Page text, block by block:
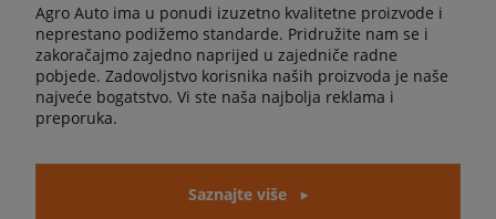
Agro Auto ima u ponudi izuzetno kvalitetne proizvode i
neprestano podižemo standarde. Pridružite nam se i
zakoračajmo zajedno naprijed u zajedniče radne
pobjede. Zadovoljstvo korisnika naših proizvoda je naše
najveće bogatstvo. Vi ste naša najbolja reklama i
preporuka.
Saznajte više